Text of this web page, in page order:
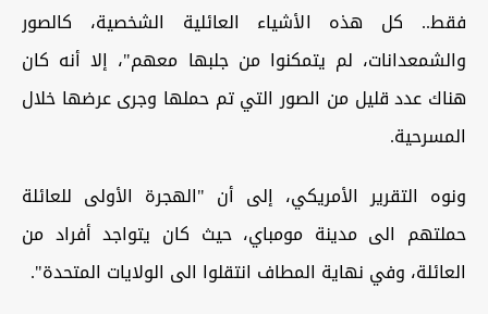
فقط.. كل هذه الأشياء العائلية الشخصية، كالصور
والشمعدانات، لم يتمكنوا من جلبها معهم"، إلا أنه كان
هناك عدد قليل من الصور التي تم حملها وجرى عرضها خلال
المسرحية.
ونوه التقرير الأمريكي، إلى أن "الهجرة الأولى للعائلة
حملتهم الى مدينة مومباي، حيث كان يتواجد أفراد من
العائلة، وفي نهاية المطاف انتقلوا الى الولايات المتحدة".